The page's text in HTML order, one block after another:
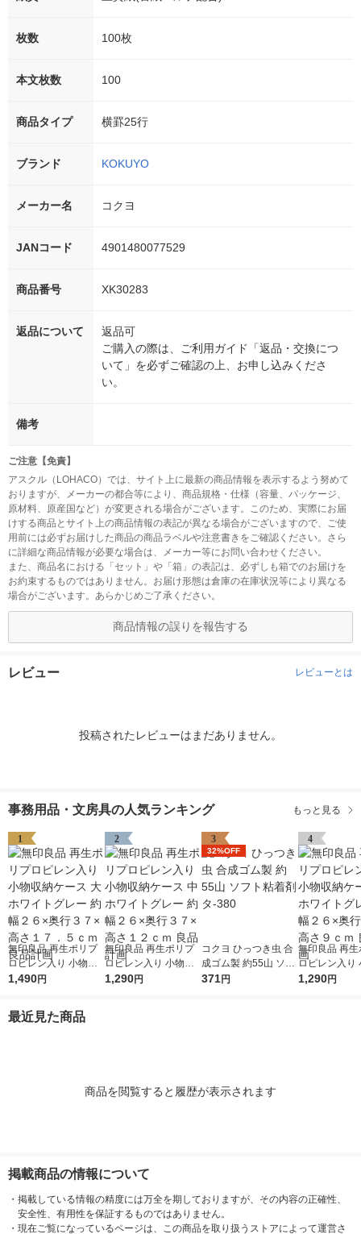
枚数 100枚
本文枚数 100
商品タイプ 横罫25行
ブランド KOKUYO
メーカー名 コクヨ
JANコード 4901480077529
商品番号 XK30283
返品について
返品可
ご購入の際は、ご利用ガイド「返品・交換につ
いて」を必ずご確認の上、お申し込みくださ
い。
備考
ご注意【免責】
アスクル（LOHACO）では、サイト上に最新の商品情報を表示するよう努めて
おりますが、メーカーの都合等により、商品規格・仕様（容量、パッケージ、
原材料、原産国など）が変更される場合がございます。このため、実際にお届
けする商品とサイト上の商品情報の表記が異なる場合がございますので、ご使
用前には必ずお届けした商品の商品ラベルや注意書きをご確認ください。さら
に詳細な商品情報が必要な場合は、メーカー等にお問い合わせください。
また、商品名における「セット」や「箱」の表記は、必ずしも箱でのお届けを
お約束するものではありません。お届け形態は倉庫の在庫状況等により異なる
場合がございます。あらかじめご了承ください。
商品情報の誤りを報告する
レビュー レビューとは
投稿されたレビューはまだありません。
事務用品・文房具の人気ランキング もっと見る
1
無印良品 再生ポリプ
ロピレン入り 小物収
納ケース 大 ホワイト
ｍ 良品計画
1,490円
2
無印良品 再生ポリプ
ロピレン入り 小物収
納ケース 中 ホワイト
1,290円
3
32%OFF
コクヨ ひっつき虫 合
成ゴム製 約55山 ソフ
ト粘着剤 タ-380
371円
4
無印良品 再生
ロピレン入り
納ケース 小
1,290円
最近見た商品
商品を閲覧すると履歴が表示されます
掲載商品の情報について
・ 掲載している情報の精度には万全を期しておりますが、その内容の正確性、
安全性、有用性を保証するものではありません。
・ 現在ご覧になっているページは、この商品を取り扱うストアによって運営さ